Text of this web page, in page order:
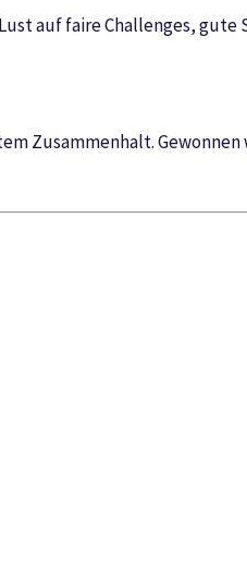
auf faire Challenges, gute
Zusammenhalt.